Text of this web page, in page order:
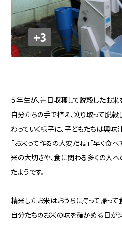
+3
５年生が、先日収穫して脱穀したお米
自分たちの手で植え、刈り取って脱
わっていく様子に、子どもたちは興味
「お米って作るの大変だね」「早く食べ
米の大切さや、食に関わる多くの人
たようです。
精米したお米はおうちに持って帰って
自分たちのお米の味を確かめる日が